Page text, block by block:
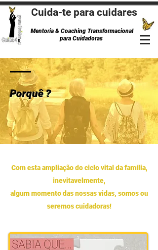
Cuida-te para cuidares
Mentoria & Coaching Transformacional
para Cuidadoras
Porquê ?
Com esta ampliação do ciclo vital da família,
inevitavelmente,
algum momento das nossas vidas, somos ou
seremos cuidadoras!